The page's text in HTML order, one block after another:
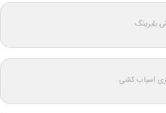
بلبرینگ
اسباب کشی